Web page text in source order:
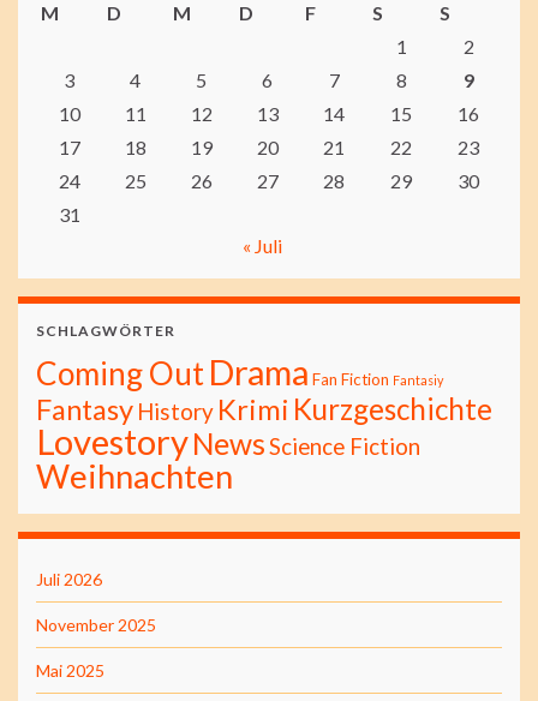
M
D M D F S
S
1
2
3
4 5 6 7 8
9
10
11 12 13 14 15
16
17
18 19 20 21 22
23
24
25 26 27 28 29
30
31
« Juli
SCHLAGWÖRTER
Coming OutDrama Fan Fiction Fantasiy
Fantasy History Krimi Kurzgeschichte
LovestoryNewsScience Fiction
Weihnachten
Juli 2026
November 2025
Mai 2025